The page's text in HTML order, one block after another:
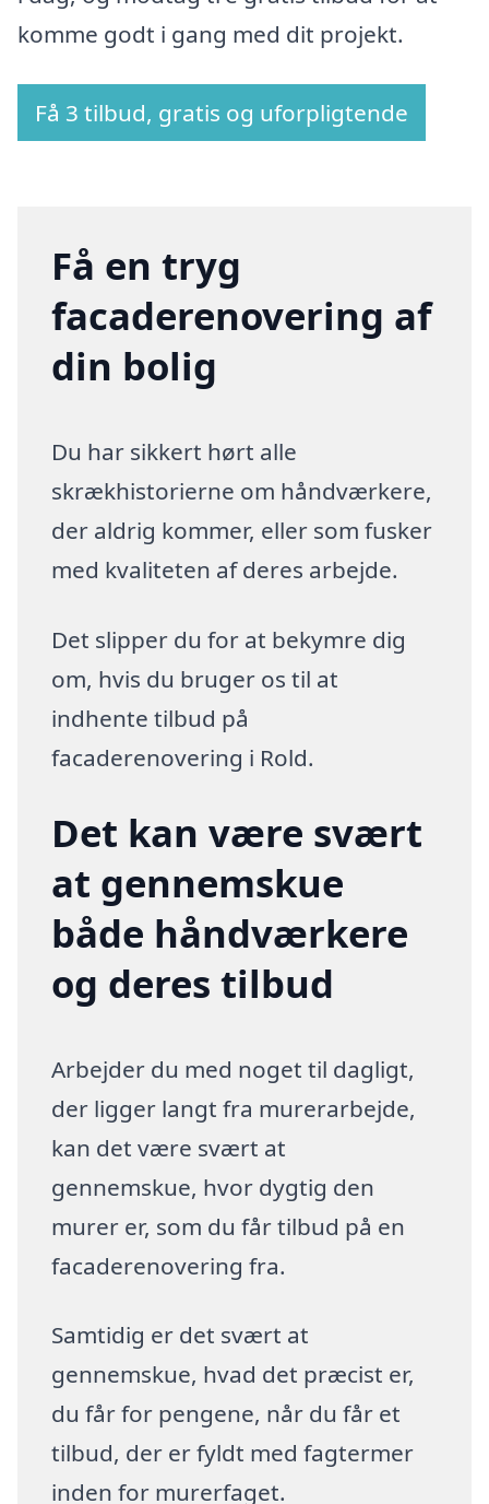
komme godt i gang med dit projekt.
Få 3 tilbud, gratis og uforpligtende
Få en tryg
facaderenovering af
din bolig
Du har sikkert hørt alle
skrækhistorierne om håndværkere,
der aldrig kommer, eller som fusker
med kvaliteten af deres arbejde.
Det slipper du for at bekymre dig
om, hvis du bruger os til at
indhente tilbud på
facaderenovering i Rold.
Det kan være svært
at gennemskue
både håndværkere
og deres tilbud
Arbejder du med noget til dagligt,
der ligger langt fra murerarbejde,
kan det være svært at
gennemskue, hvor dygtig den
murer er, som du får tilbud på en
facaderenovering fra.
Samtidig er det svært at
gennemskue, hvad det præcist er,
du får for pengene, når du får et
tilbud, der er fyldt med fagtermer
inden for murerfaget.